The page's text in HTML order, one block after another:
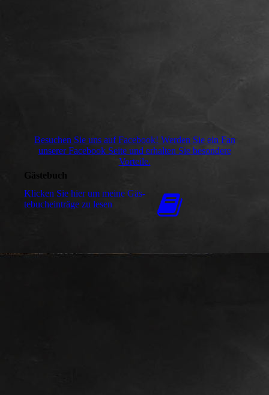
Besuchen Sie uns auf Facebook! Werden Sie ein Fan
unserer Facebook Seite und erhalten Sie besondere
Vorteile.
Gästebuch
Klicken Sie hier um meine Gäs­
te­buch­ein­trä­ge zu lesen